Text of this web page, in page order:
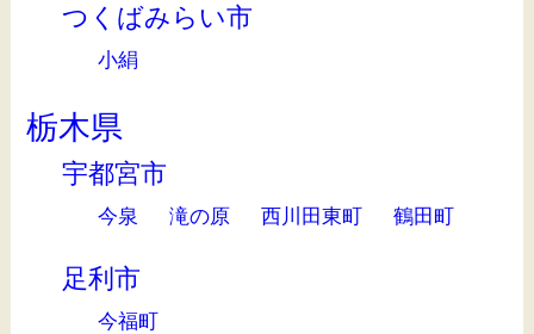
つくばみらい市
小絹
栃木県
宇都宮市
今泉 滝の原 西川田東町 鶴田町
足利市
今福町